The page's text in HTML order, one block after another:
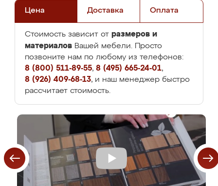
Цена Доставка Оплата
Стоимость зависит от размеров и
материалов Вашей мебели. Просто
позвоните нам по любому из телефонов:
8 (800) 511-89-55, 8 (495) 665-24-01,
8 (926) 409-68-13, и наш менеджер быстро
рассчитает стоимость.